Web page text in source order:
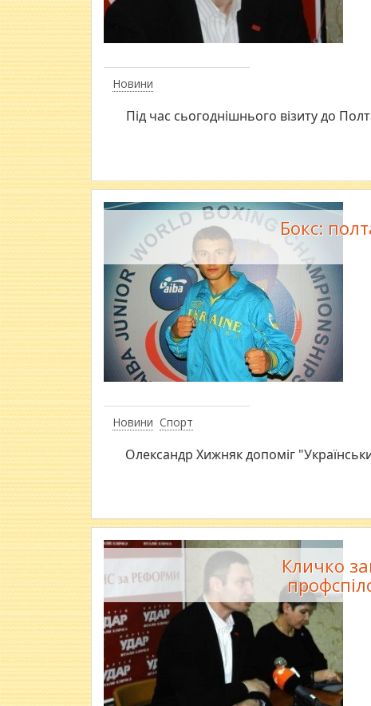
Новини
Під час сьогоднішнього візиту до
Новини Спорт
Бокс:
Олександр Хижняк допоміг
Кличко